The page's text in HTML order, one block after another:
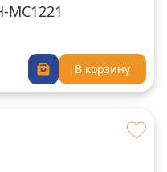
MC1221
В корзину